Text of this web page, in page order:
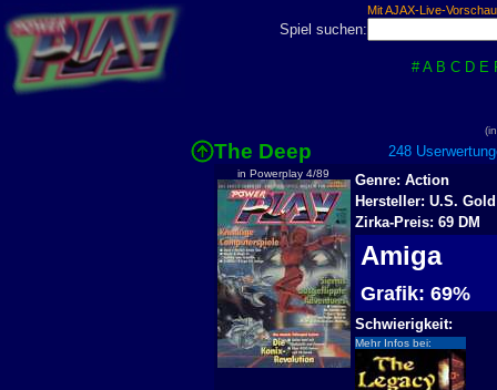
Mit AJAX-Live-
Spiel suchen:
# A B C D E
The Deep 248
in Powerplay 4/89
Genre: Action
Hersteller: U.S. Gold
Zirka-Preis: 69 DM
Amiga
Grafik: 69%
Schwierigkeit:
Mehr Infos bei: